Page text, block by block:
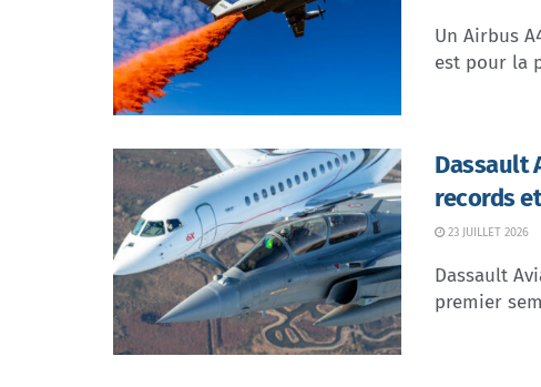
Un Airbus
est pour la
Dassault
records
23 JUILLET 2026
Dassault
premier